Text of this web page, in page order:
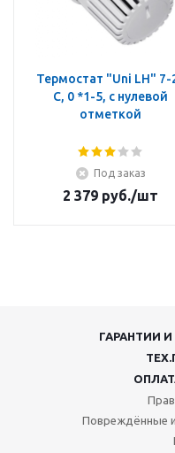
Термостат "Uni LH" 7-
C, 0 *1-5, с нулевой
отметкой
Под заказ
2 379 руб./шт
ГАРАНТИИ
Повреждённые